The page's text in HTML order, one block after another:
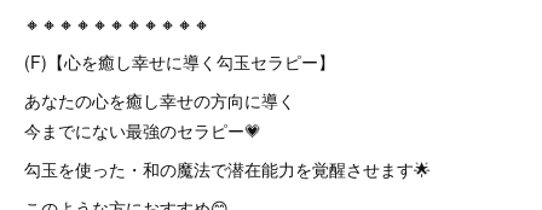
🔸🔸🔸🔸🔸🔸🔸🔸🔸🔸🔸
(F)【心を癒し幸せに導く勾玉セラピー】
あなたの心を癒し幸せの方向に導く
今までにない最強のセラピー💗
勾玉を使った・和の魔法で潜在能力を覚醒させます🌟